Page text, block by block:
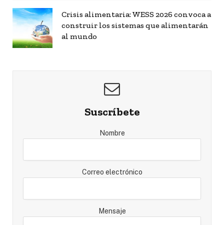
Crisis alimentaria: WESS 2026 convoca a
construir los sistemas que alimentarán
al mundo
Suscríbete
Nombre
Correo electrónico
Mensaje